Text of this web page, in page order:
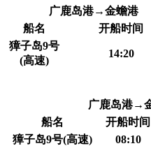
广鹿岛港→金蟾港
船名
开船时间
獐子岛9号
(高速)
14:20
广鹿岛港→
船名
开船时间
獐子岛9号(高速)
08:10